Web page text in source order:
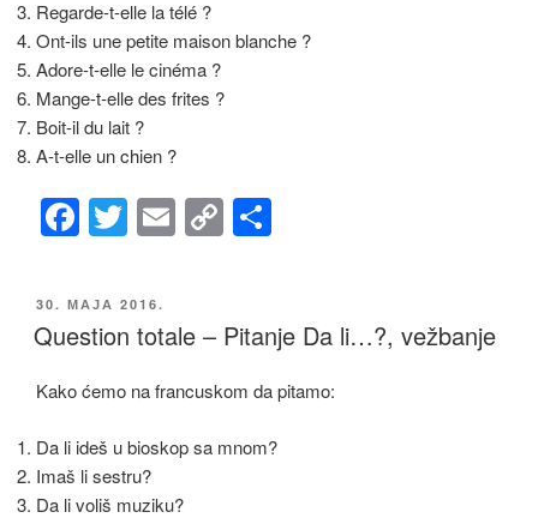
Regarde-t-elle la télé ?
Ont-ils une petite maison blanche ?
Adore-t-elle le cinéma ?
Mange-t-elle des frites ?
Boit-il du lait ?
A-t-elle un chien ?
F
c
e
b
o
o
k
T
tt
er
E C
y
n
k
e
ОБЈАВЉЕНО
30. МАЈА 2016.
Question totale – Pitanje Da li…?, vežbanje
Kako ćemo na francuskom da pitamo:
Da li ideš u bioskop sa mnom?
Imaš li sestru?
Da li voliš muziku?